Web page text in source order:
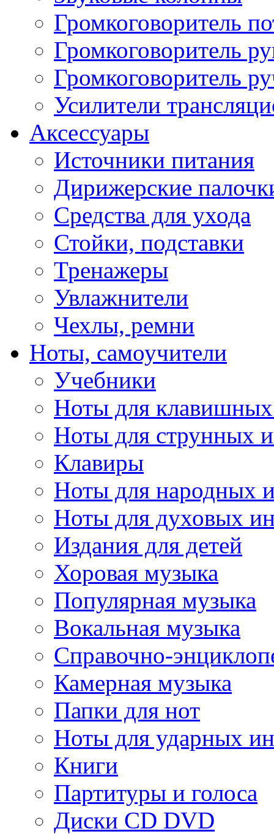
Громкоговоритель
Громкоговоритель
Громкоговоритель
Усилители
Аксессуары
Источники питания
Дирижерские
Средства для ухода
Стойки, подставки
Тренажеры
Увлажнители
Чехлы, ремни
Ноты, самоучители
Учебники
Ноты для клавишных
Ноты для струнных
Клавиры
Ноты для народных
Ноты для духовых
Издания для детей
Хоровая музыка
Популярная музыка
Вокальная музыка
Справочно-
Камерная музыка
Папки для нот
Ноты для ударных
Книги
Партитуры и голоса
Диски CD DVD